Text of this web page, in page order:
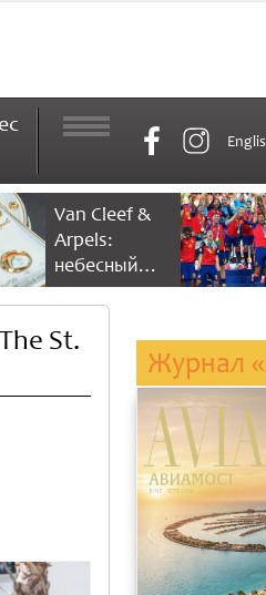
Van Cleef &
Arpels:
небесный
танец
времени
St.
Журнал